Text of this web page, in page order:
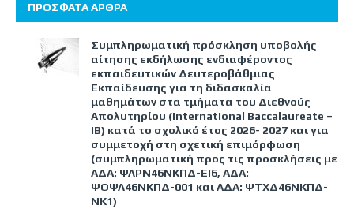
ΠΡΟΣΦΑΤΑ ΑΡΘΡΑ
Συμπληρωματική πρόσκληση υποβολής
αίτησης εκδήλωσης ενδιαφέροντος
εκπαιδευτικών Δευτεροβάθμιας
Εκπαίδευσης για τη διδασκαλία
μαθημάτων στα τμήματα του Διεθνούς
Απολυτηρίου (International Baccalaureate –
IB) κατά το σχολικό έτος 2026- 2027 και για
συμμετοχή στη σχετική επιμόρφωση
(συμπληρωματική προς τις προσκλήσεις με
ΑΔΑ: ΨΛΡΝ46ΝΚΠΔ-ΕΙ6, ΑΔΑ:
ΨΟΨΛ46ΝΚΠΔ-001 και ΑΔΑ: ΨΤΧΔ46ΝΚΠΔ-
ΝΚ1)